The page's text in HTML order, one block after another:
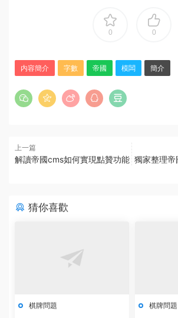
0 0
内容簡介 字數 帝國 模闆 簡介
上一篇
解讀帝國cms如何實現點贊功能 獨家整理
猜你喜歡
棋牌問題 棋牌問題